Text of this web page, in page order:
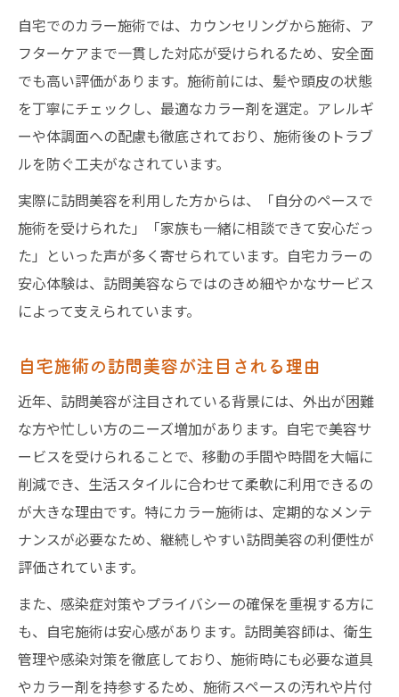
訪問美容と一般美容室の料金比較ポイント
個人宅で受ける訪問美容の料金の内訳とは
シャンプー台不要な訪問美容料金の特徴
出張美容師によるカラー料金の違いを知る
訪問美容サービスの助成金活用術
訪問美容の助成金制度を賢く使う方法
高齢者向け訪問美容助成金の利用ポイント
自治体の訪問美容支援制度とカラー施術
訪問美容で活用できる理美容チケットとは
助成金を使った訪問美容カラーの申し込み
方
外出せずに叶うカラー施術の利便性とは
自宅で完結する訪問美容カラーの利点
介護が必要な方に訪問美容が選ばれる理由
訪問美容と施設利用の利便性比較
シャンプー台不要な訪問美容のメリット
訪問美容カラーで快適なヘアケア生活
訪問美容カラーで叶える快適なヘアケア習
慣
訪問美容カラーで自宅でも美しさをキープ
寝たきりでも安心の訪問美容白髪染め対応
自宅でのカラー施術では、カウンセリングから施術、ア
フターケアまで一貫した対応が受けられるため、安全面
でも高い評価があります。施術前には、髪や頭皮の状態
を丁寧にチェックし、最適なカラー剤を選定。アレルギ
ーや体調面への配慮も徹底されており、施術後のトラブ
ルを防ぐ工夫がなされています。
実際に訪問美容を利用した方からは、「自分のペースで
施術を受けられた」「家族も一緒に相談できて安心だっ
た」といった声が多く寄せられています。自宅カラーの
安心体験は、訪問美容ならではのきめ細やかなサービス
によって支えられています。
自宅施術の訪問美容が注目される理由
近年、訪問美容が注目されている背景には、外出が困難
な方や忙しい方のニーズ増加があります。自宅で美容サ
ービスを受けられることで、移動の手間や時間を大幅に
削減でき、生活スタイルに合わせて柔軟に利用できるの
が大きな理由です。特にカラー施術は、定期的なメンテ
ナンスが必要なため、継続しやすい訪問美容の利便性が
評価されています。
また、感染症対策やプライバシーの確保を重視する方に
も、自宅施術は安心感があります。訪問美容師は、衛生
管理や感染対策を徹底しており、施術時にも必要な道具
やカラー剤を持参するため、施術スペースの汚れや片付